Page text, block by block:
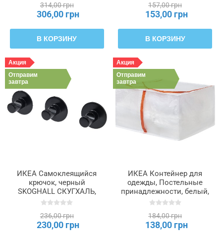
314,00 грн
306,00 грн
В КОРЗИНУ
157,00 грн
153,00 грн
В КОРЗИНУ
Акция
Отправим
завтра
ИКЕА Самоклеящийся
крючок, черный
SKOGHALL СКУГХАЛЬ,
605.792.29
236,00 грн
230,00 грн
Акция
Отправим
завтра
ИКЕА Контейнер для
одежды, Постельные
принадлежности, белый,
55 x 49 x 30 см PÄRKLA
184,00 грн
138,00 грн